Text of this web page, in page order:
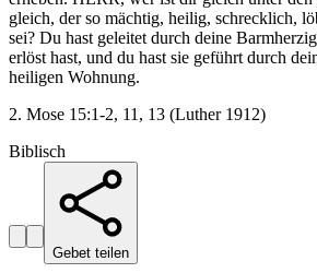
gleich, der so mächtig, heilig, schrecklich,
sei? Du hast geleitet durch deine
erlöst hast, und du hast sie geführt durch
heiligen Wohnung.
2. Mose 15:1-2, 11, 13 (Luther 1912)
Biblisch
Gebet teilen